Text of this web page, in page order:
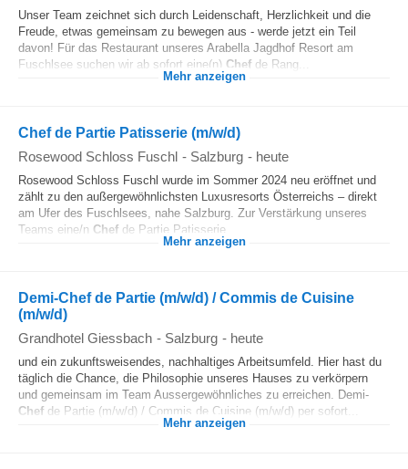
Unser Team zeichnet sich durch Leidenschaft, Herzlichkeit und die
Freude, etwas gemeinsam zu bewegen aus - werde jetzt ein Teil
davon! Für das Restaurant unseres Arabella Jagdhof Resort am
Fuschlsee suchen wir ab sofort eine(n) Chef de Rang...
Mehr anzeigen
Chef de Partie Patisserie (m/w/d)
Rosewood Schloss Fuschl - Salzburg - heute
Rosewood Schloss Fuschl wurde im Sommer 2024 neu eröffnet und
zählt zu den außergewöhnlichsten Luxusresorts Österreichs – direkt
am Ufer des Fuschlsees, nahe Salzburg. Zur Verstärkung unseres
Teams eine/n Chef de Partie Patisserie...
Mehr anzeigen
Demi-Chef de Partie (m/w/d) / Commis de Cuisine
(m/w/d)
Grandhotel Giessbach - Salzburg - heute
und ein zukunftsweisendes, nachhaltiges Arbeitsumfeld. Hier hast du
täglich die Chance, die Philosophie unseres Hauses zu verkörpern
und gemeinsam im Team Aussergewöhnliches zu erreichen. Demi-
Chef de Partie (m/w/d) / Commis de Cuisine (m/w/d) per sofort...
Mehr anzeigen